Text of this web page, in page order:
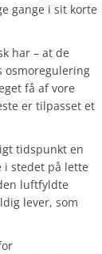
gange i sit korte
har – at de
osmoregulering
få af vore
er tilpasset et
tidspunkt en
i stedet på lette
luftfyldte
lever, som